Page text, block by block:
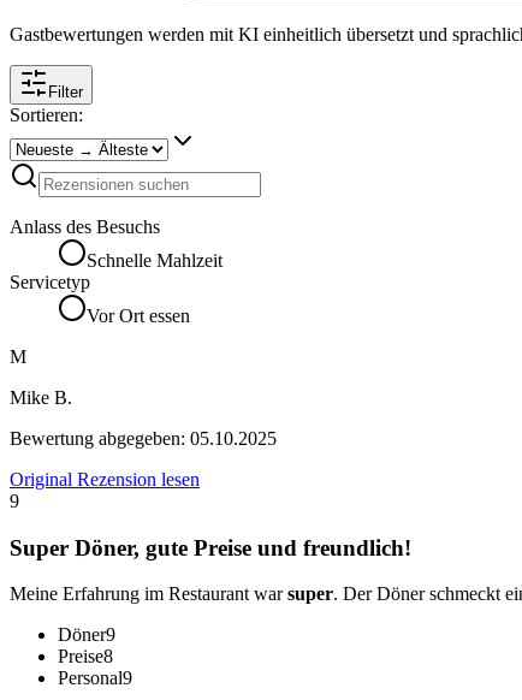
Gastbewertungen werden mit KI einheitlich übersetzt und
Filter
Sortieren:
Anlass des Besuchs
Schnelle Mahlzeit
Servicetyp
Vor Ort essen
M
Mike B.
Bewertung abgegeben: 05.10.2025
Original Rezension lesen
9
Super Döner, gute Preise und freundlich!
Meine Erfahrung im Restaurant warsuper. Der Döner schmeckt
Döner9
Preise8
Personal9